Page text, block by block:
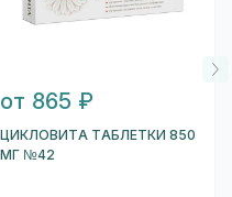
от 865 ₽
ЦИКЛОВИТА ТАБЛЕТКИ 850
МГ №42